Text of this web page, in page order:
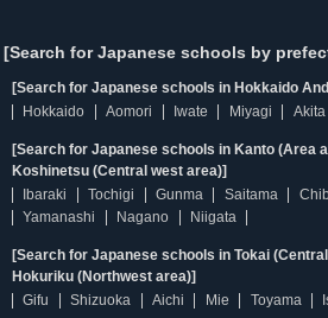
[Search for Japanese schools by
[Search for Japanese schools in Hokkaido
Hokkaido
Aomori Iwate Miyagi Akita
[Search for Japanese schools in Kanto (Area
Koshinetsu (Central west area)]
Ibaraki
Tochigi Gunma Saitama
Yamanashi
Nagano Niigata
[Search for Japanese schools in Tokai
Hokuriku (Northwest area)]
Gifu
Shizuoka Aichi Mie Toyama